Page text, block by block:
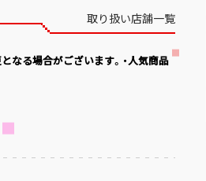
取り扱い店舗一覧
なる場合がございます。・人気商品